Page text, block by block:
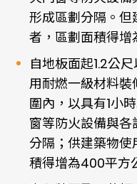
形成區劃分隔。
者，區劃面積得增
自地板面起1.2公
用耐燃一級材料
圍內，以具有1小
窗等防火設備與
分隔；供建築物
積得增為400平方